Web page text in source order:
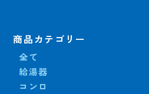
商品カテゴリー
全て
給湯器
コンロ